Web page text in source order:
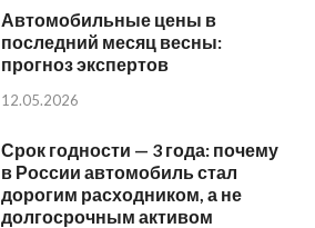
Автомобильные цены в
последний месяц весны:
прогноз экспертов
12.05.2026
Срок годности — 3 года: почему
в России автомобиль стал
дорогим расходником, а не
долгосрочным активом